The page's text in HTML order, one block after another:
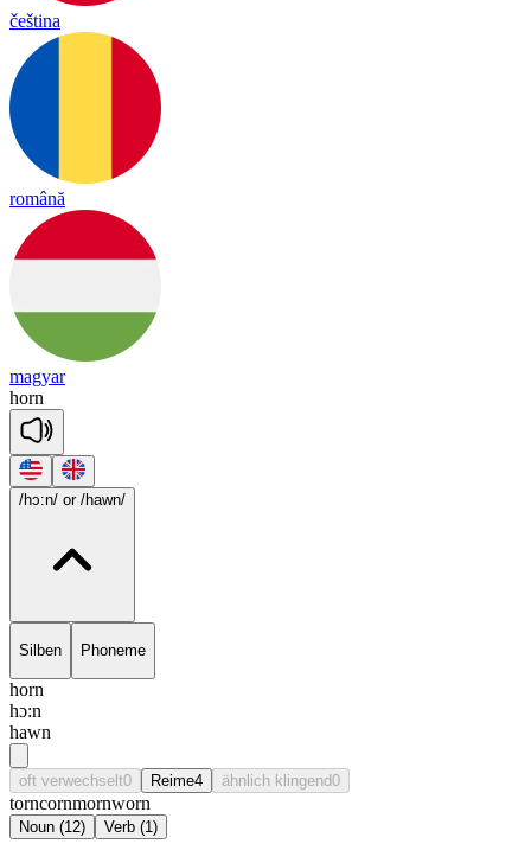
čeština
română
magyar
horn
/hɔ:n/ or /hawn/
Silben Phoneme
horn
hɔ:n
hawn
oft verwechselt0 Reime4 ähnlich klingend0
torncornmornworn
Noun (12) Verb (1)